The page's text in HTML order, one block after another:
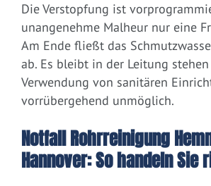
Die Verstopfung ist
unangenehme Malheur nur eine
Am Ende fließt das
ab. Es bleibt in der Leitung
Verwendung von sanitären
vorrübergehend unmöglich.
Notfall Rohrreinigung
Hannover: So handeln Sie